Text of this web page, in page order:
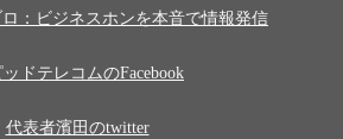
：ビジネスホンを本音で情報発信
ッドテレコムのFacebook
代表者濱田のtwitter